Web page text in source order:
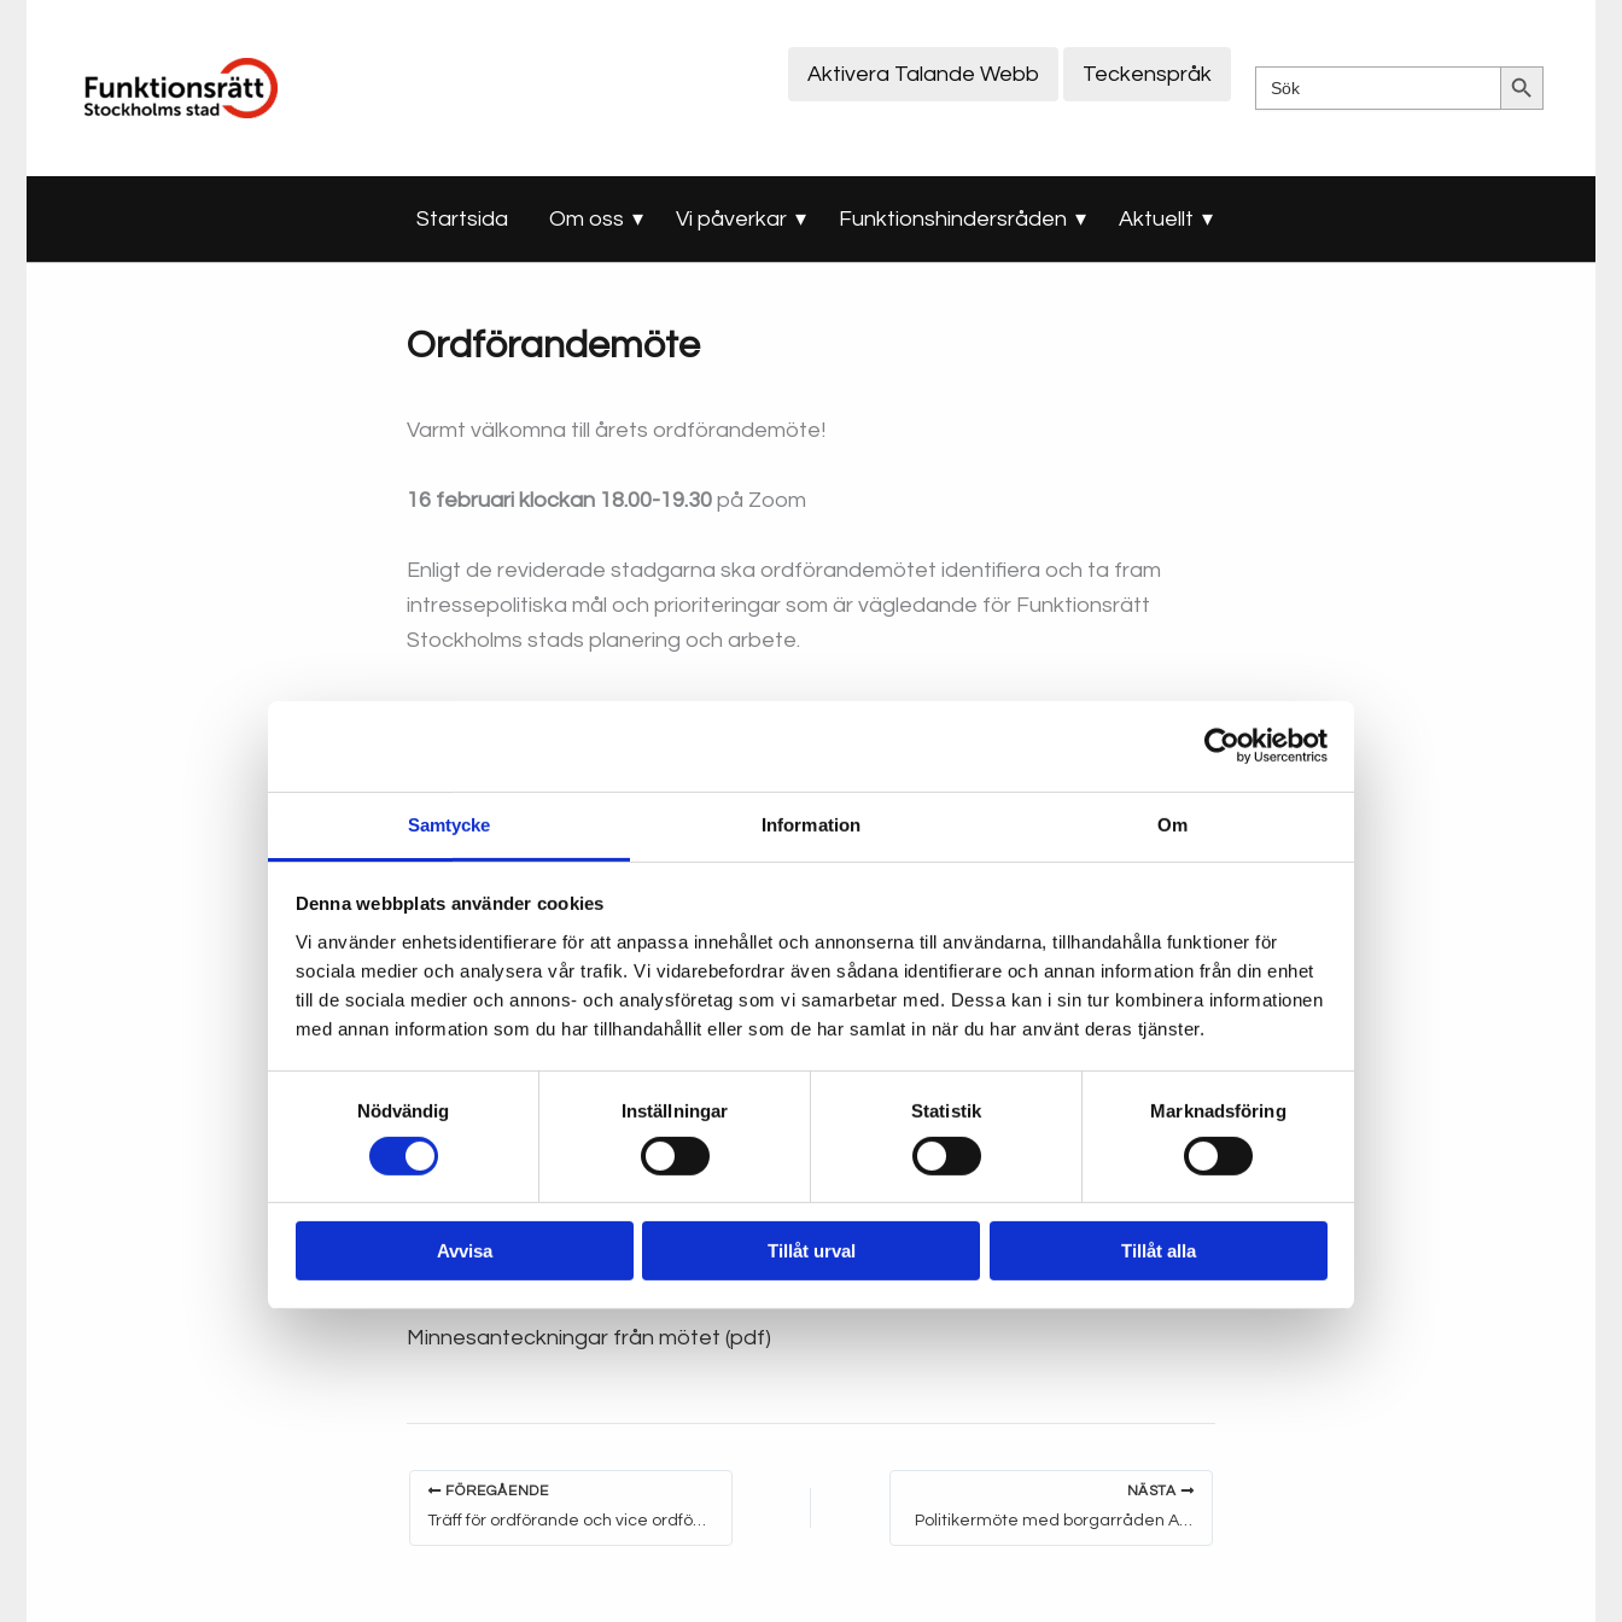
Samtycke Information Om
Denna webbplats använder cookies
Vi använder enhetsidentifierare för att anpassa innehållet och annonserna till användarna, tillhandahålla funktioner för
sociala medier och analysera vår trafik. Vi vidarebefordrar även sådana identifierare och annan information från din enhet
till de sociala medier och annons- och analysföretag som vi samarbetar med. Dessa kan i sin tur kombinera informationen
med annan information som du har tillhandahållit eller som de har samlat in när du har använt deras tjänster.
Nödvändig
Inställningar Statistik Marknadsföring
Avvisa Tillåt urval Tillåt alla
Aktivera Talande Webb Teckenspråk
efter:
Sökknapp
Startsida Om oss Vi påverkar Funktionshindersråden Aktuellt
Ordförandemöte
Varmt välkomna till årets ordförandemöte!
16 februari klockan 18.00-19.30 på Zoom
Enligt de reviderade stadgarna ska ordförandemötet identifiera och ta fram
intressepolitiska mål och prioriteringar som är vägledande för Funktionsrätt
Stockholms stads planering och arbete.
förening helst vill att styrelsen ska prioritera under året!
vice, även om de inte kan medverka denna kväll.
Länk till mötet skickas ut en arbetsdag innan mötet. Den skickas till de e-
postadresser som uppges i anmälan av representanter.
12 februari. Glöm inte att uppge e-postadress till den som ska medverka i mötet.
Behov av teckenspråkstolk behöver anmälas till kansliet.
Minnesanteckningar från mötet (pdf)
FÖREGÅENDE
Träff för ordförande och vice ordförande i funktionshindersråden
NÄSTA
Politikermöte med borgarråden Alexander Ojanne och Torun Boucher